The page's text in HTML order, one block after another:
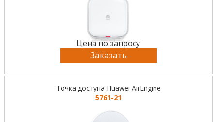
Цена по запросу
Заказать
Точка доступа Huawei AirEngine
5761-21